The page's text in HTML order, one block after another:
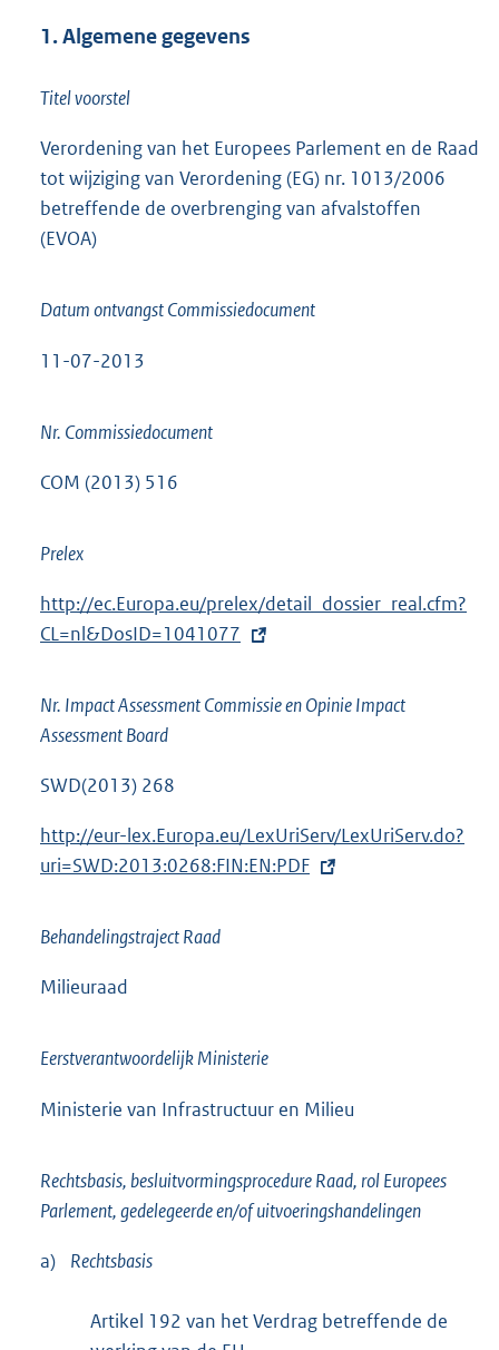
1. Algemene gegevens
Titel voorstel
Verordening van het Europees Parlement en de Raad
tot wijziging van Verordening (EG) nr. 1013/2006
betreffende de overbrenging van afvalstoffen
(EVOA)
Datum ontvangst Commissiedocument
11-07-2013
Nr. Commissiedocument
COM (2013) 516
Prelex
E
x
e
r
e
i
n
:
http://ec.Europa.eu/prelex/detail_dossier_real.cfm?
CL=nl&DosID=1041077
Nr. Impact Assessment Commissie en Opinie Impact
Assessment Board
SWD(2013) 268
E
x
e
n
l
n
http://eur-lex.Europa.eu/LexUriServ/LexUriServ.do?
uri=SWD:2013:0268:FIN:EN:PDF
Behandelingstraject Raad
Milieuraad
Eerstverantwoordelijk Ministerie
Ministerie van Infrastructuur en Milieu
Rechtsbasis, besluitvormingsprocedure Raad, rol Europees
Parlement, gedelegeerde en/of uitvoeringshandelingen
a) Rechtsbasis
Artikel 192 van het Verdrag betreffende de